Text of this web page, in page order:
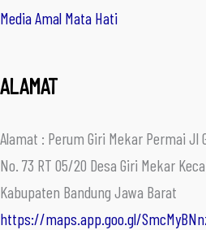
Media Amal Mata Hati
ALAMAT
Alamat : Perum Giri Mekar Permai Jl
No. 73 RT 05/20 Desa Giri Mekar
Kabupaten Bandung Jawa Barat
https://maps.app.goo.gl/